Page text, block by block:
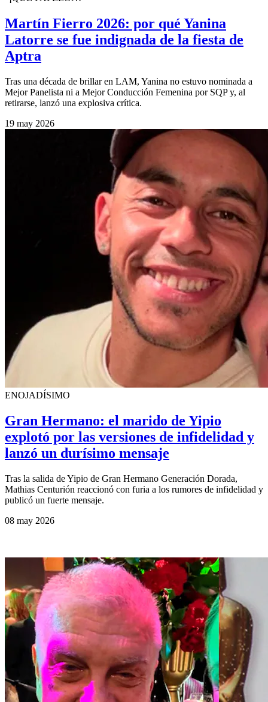
Martín Fierro 2026: por qué Yanina
Latorre se fue indignada de la fiesta de
Aptra
Tras una década de brillar en LAM, Yanina no estuvo nominada a
Mejor Panelista ni a Mejor Conducción Femenina por SQP y, al
retirarse, lanzó una explosiva crítica.
19 may 2026
ENOJADÍSIMO
Gran Hermano: el marido de Yipio
explotó por las versiones de infidelidad y
lanzó un durísimo mensaje
Tras la salida de Yipio de Gran Hermano Generación Dorada,
Mathias Centurión reaccionó con furia a los rumores de infidelidad y
publicó un fuerte mensaje.
08 may 2026